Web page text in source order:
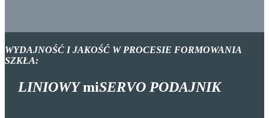
WYDAJNOŚĆ I JAKOŚĆ W PROCESIE FORMOWANIA
SZKŁA:
LINIOWYmiSERVO PODAJNIK